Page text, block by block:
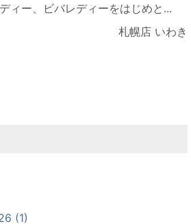
ィー、ビバレディーをはじめと...
札幌店 いわき
(1)